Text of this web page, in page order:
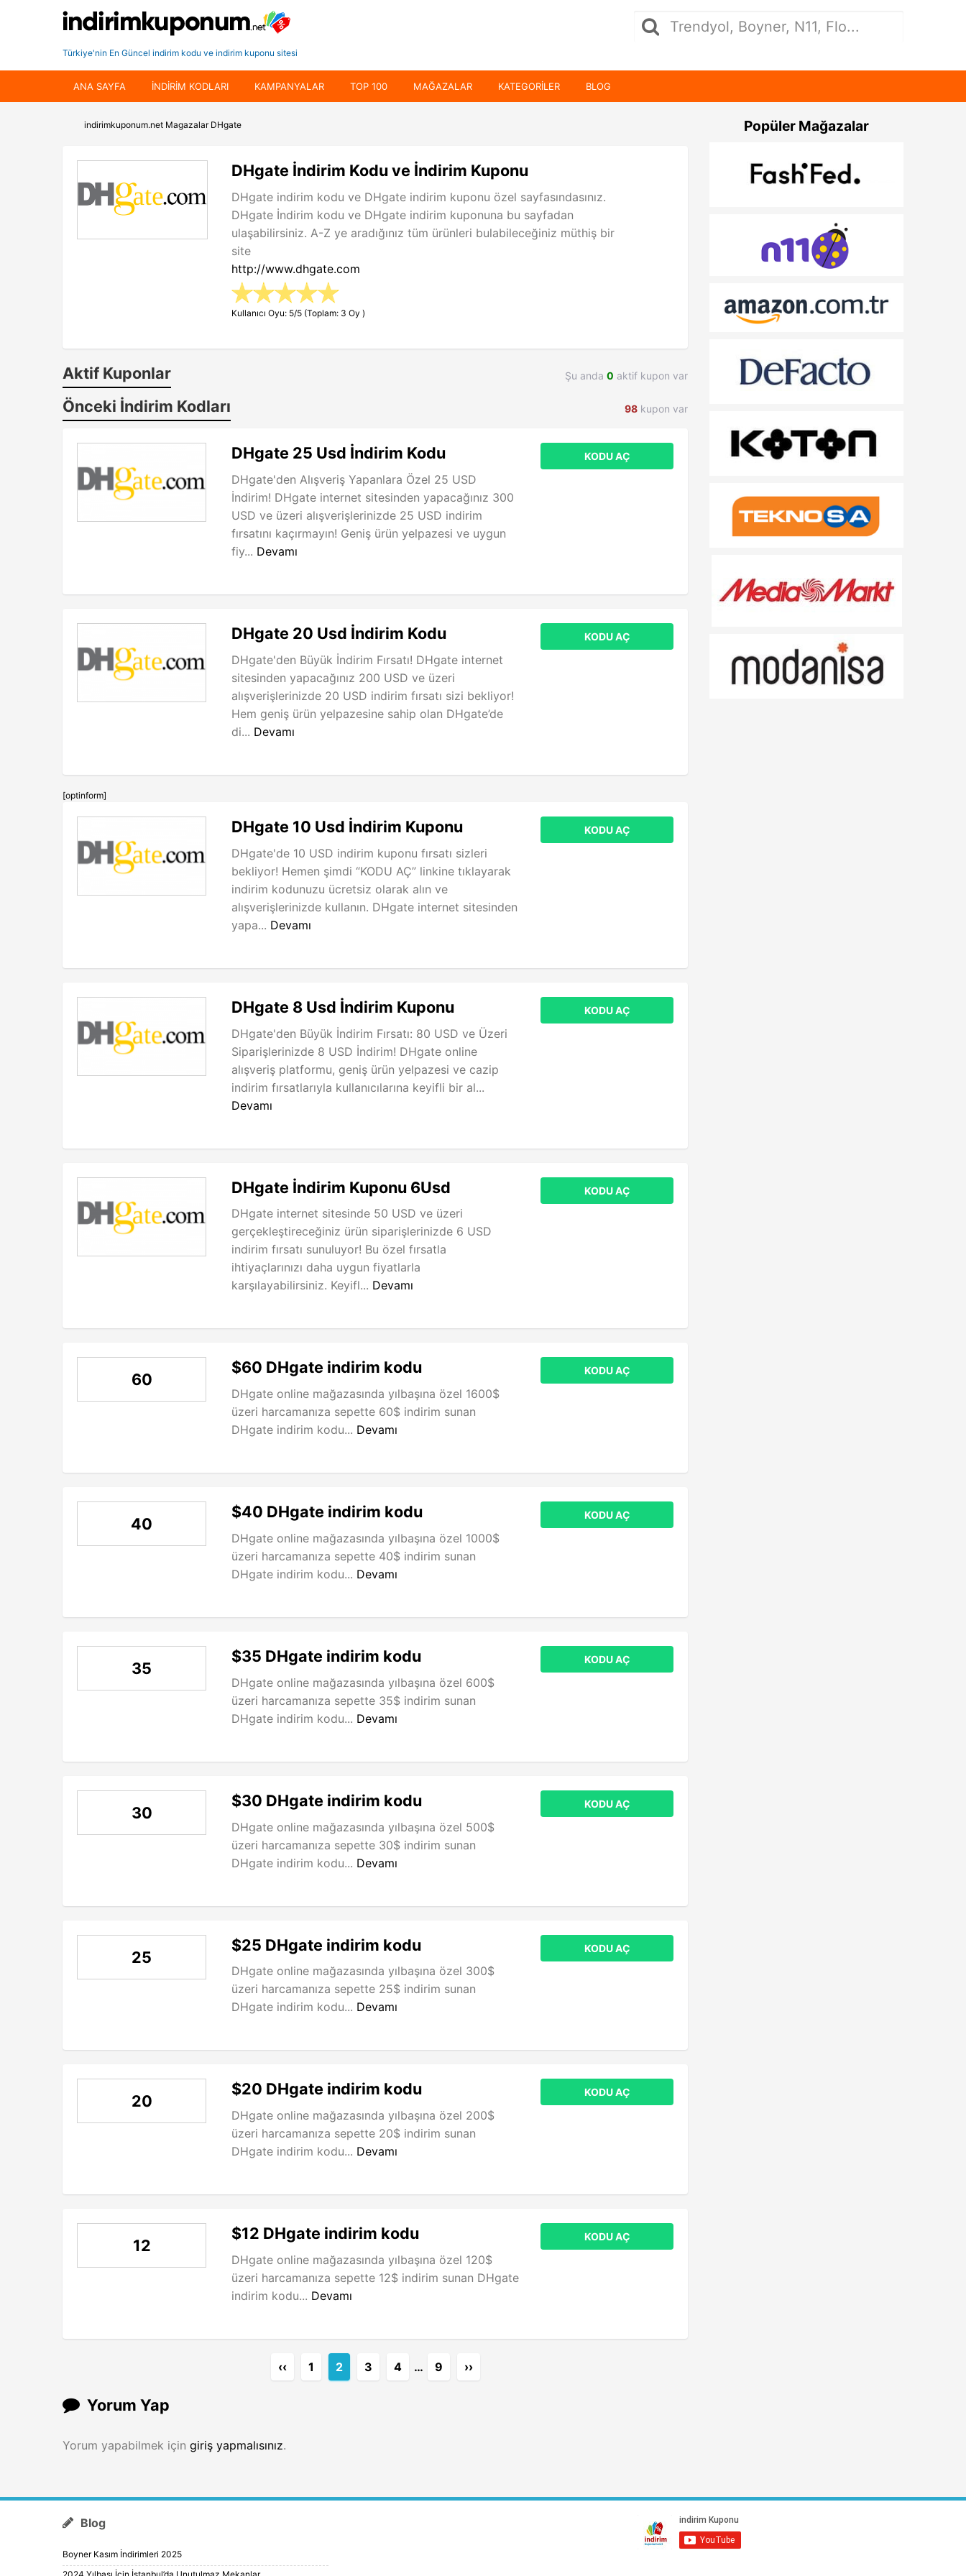
Türkiye'nin En Güncel indirim kodu ve indirim kuponu sitesi
ANA SAYFA INDIRIM KODLARI KAMPANYALAR TOP 100 MAĞAZALAR KATEGORILER BLOG
indirimkuponum.net Magazalar DHgate
DHgate İndirim Kodu ve İndirim Kuponu
DHgate indirim kodu ve DHgate indirim kuponu özel sayfasındasınız.
DHgate İndirim kodu ve DHgate indirim kuponuna bu sayfadan
ulaşabilirsiniz. A-Z ye aradığınız tüm ürünleri bulabileceğiniz müthiş bir
site
http://www.dhgate.com
Kullanıcı Oyu: 5/5 (Toplam: 3 Oy )
Aktif Kuponlar Şu anda 0 aktif kupon var
Önceki İndirim Kodları 98 kupon var
DHgate 25 Usd İndirim Kodu
DHgate'den Alışveriş Yapanlara Özel 25 USD
İndirim! DHgate internet sitesinden yapacağınız 300
USD ve üzeri alışverişlerinizde 25 USD indirim
fırsatını kaçırmayın! Geniş ürün yelpazesi ve uygun
fiy... Devamı
KODU AÇ
DHgate 20 Usd İndirim Kodu
DHgate'den Büyük İndirim Fırsatı! DHgate internet
sitesinden yapacağınız 200 USD ve üzeri
alışverişlerinizde 20 USD indirim fırsatı sizi bekliyor!
Hem geniş ürün yelpazesine sahip olan DHgate’de
di... Devamı
KODU AÇ
[optinform]
DHgate 10 Usd İndirim Kuponu
DHgate'de 10 USD indirim kuponu fırsatı sizleri
bekliyor! Hemen şimdi “KODU AÇ” linkine tıklayarak
indirim kodunuzu ücretsiz olarak alın ve
alışverişlerinizde kullanın. DHgate internet sitesinden
yapa... Devamı
KODU AÇ
DHgate 8 Usd İndirim Kuponu
DHgate'den Büyük İndirim Fırsatı: 80 USD ve Üzeri
Siparişlerinizde 8 USD İndirim! DHgate online
alışveriş platformu, geniş ürün yelpazesi ve cazip
indirim fırsatlarıyla kullanıcılarına keyifli bir al...
Devamı
KODU AÇ
DHgate İndirim Kuponu 6Usd
DHgate internet sitesinde 50 USD ve üzeri
gerçekleştireceğiniz ürün siparişlerinizde 6 USD
indirim fırsatı sunuluyor! Bu özel fırsatla
ihtiyaçlarınızı daha uygun fiyatlarla
karşılayabilirsiniz. Keyifl... Devamı
KODU AÇ
60
$60 DHgate indirim kodu
DHgate online mağazasında yılbaşına özel 1600$
üzeri harcamanıza sepette 60$ indirim sunan
DHgate indirim kodu... Devamı
KODU AÇ
40
$40 DHgate indirim kodu
DHgate online mağazasında yılbaşına özel 1000$
üzeri harcamanıza sepette 40$ indirim sunan
DHgate indirim kodu... Devamı
KODU AÇ
35
$35 DHgate indirim kodu
DHgate online mağazasında yılbaşına özel 600$
üzeri harcamanıza sepette 35$ indirim sunan
DHgate indirim kodu... Devamı
KODU AÇ
30
$30 DHgate indirim kodu
DHgate online mağazasında yılbaşına özel 500$
üzeri harcamanıza sepette 30$ indirim sunan
DHgate indirim kodu... Devamı
KODU AÇ
25
$25 DHgate indirim kodu
DHgate online mağazasında yılbaşına özel 300$
üzeri harcamanıza sepette 25$ indirim sunan
DHgate indirim kodu... Devamı
KODU AÇ
20
$20 DHgate indirim kodu
DHgate online mağazasında yılbaşına özel 200$
üzeri harcamanıza sepette 20$ indirim sunan
DHgate indirim kodu... Devamı
KODU AÇ
12
$12 DHgate indirim kodu
DHgate online mağazasında yılbaşına özel 120$
üzeri harcamanıza sepette 12$ indirim sunan DHgate
indirim kodu... Devamı
KODU AÇ
‹‹ 1 2 3 4 … 9 ››
Yorum Yap
Yorum yapabilmek için giriş yapmalısınız.
Popüler Mağazalar
Blog
Boyner Kasım İndirimleri 2025